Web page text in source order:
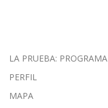
LA PRUEBA: PROGRAMA
PERFIL
MAPA